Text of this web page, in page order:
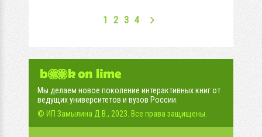
1 2 3 4
Мы делаем новое поколение интерактивных книг от
ведущих университетов и вузов России.
© ИП Замылина Д.В., 2023. Все права защищены.